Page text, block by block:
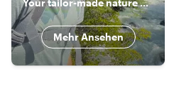
Your tailor-made nature guide
Mehr Ansehen